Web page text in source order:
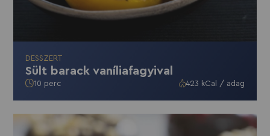
DESSZERT
Sült barack vaníliafagyival
10 perc 423 kCal / adag